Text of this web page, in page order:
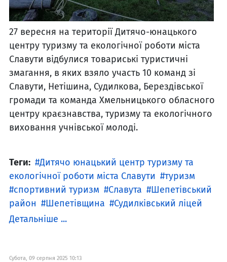
27 вересня на території Дитячо-юнацького
центру туризму та екологічної роботи міста
Славути відбулися товариські туристичні
змагання, в яких взяло участь 10 команд зі
Славути, Нетішина, Судилкова, Берездівської
громади та команда Хмельницького обласного
центру краєзнавства, туризму та екологічного
виховання учнівської молоді.
Теги:
Дитячо юнацький центр туризму та
екологічної роботи міста Славути
туризм
спортивний туризм
Славута
Шепетівський
район
Шепетівщина
Судилківський ліцей
Детальніше ...
Субота, 09 серпня 2025 10:13